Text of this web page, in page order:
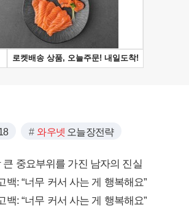
와우넷 오늘장전략
중요부위를 가진 남자의 진실
백: “너무 커서 사는 게 행복해요”
백: “너무 커서 사는 게 행복해요”